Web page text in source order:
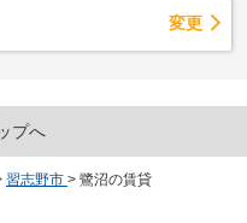
変更
プへ
習志野市 > 鷺沼の賃貸